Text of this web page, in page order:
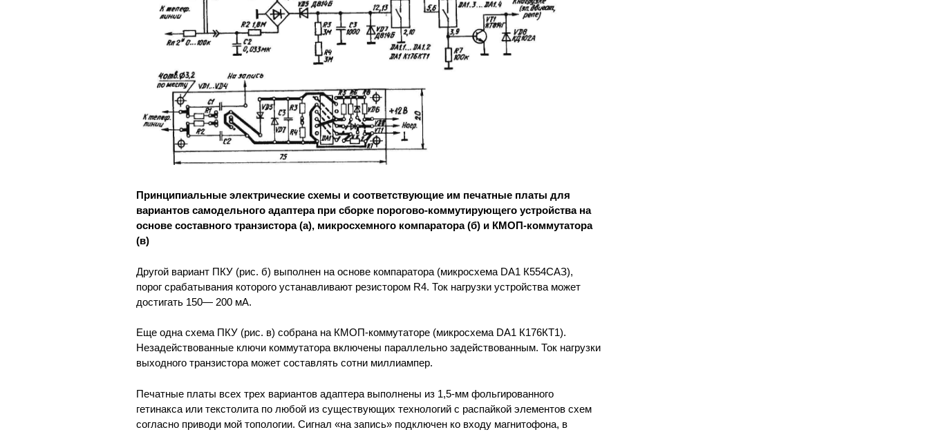
Принципиальные электрические схемы и соответствующие им печатные платы для
вариантов самодельного адаптера при сборке порогово-коммутирующего устройства на
основе составного транзистора (а), микросхемного компаратора (б) и КМОП-коммутатора
(в)
Другой вариант ПКУ (рис. б) выполнен на основе компаратора (микросхема DA1 К554САЗ),
порог срабатывания которого устанавливают резистором R4. Ток нагрузки устройства может
достигать 150— 200 мА.
Еще одна схема ПКУ (рис. в) собрана на КМОП-коммутаторе (микросхема DA1 К176КТ1).
Незадействованные ключи коммутатора включены параллельно задействованным. Ток нагрузки
выходного транзистора может составлять сотни миллиампер.
Печатные платы всех трех вариантов адаптера выполнены из 1,5-мм фольгированного
гетинакса или текстолита по любой из существующих технологий с распайкой элементов схем
согласно приводи мой топологии. Сигнал «на запись» подключен ко входу магнитофона, в